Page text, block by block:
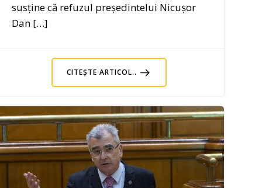
susține că refuzul președintelui Nicușor
Dan […]
CITEȘTE ARTICOL..